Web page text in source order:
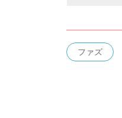
ファズ